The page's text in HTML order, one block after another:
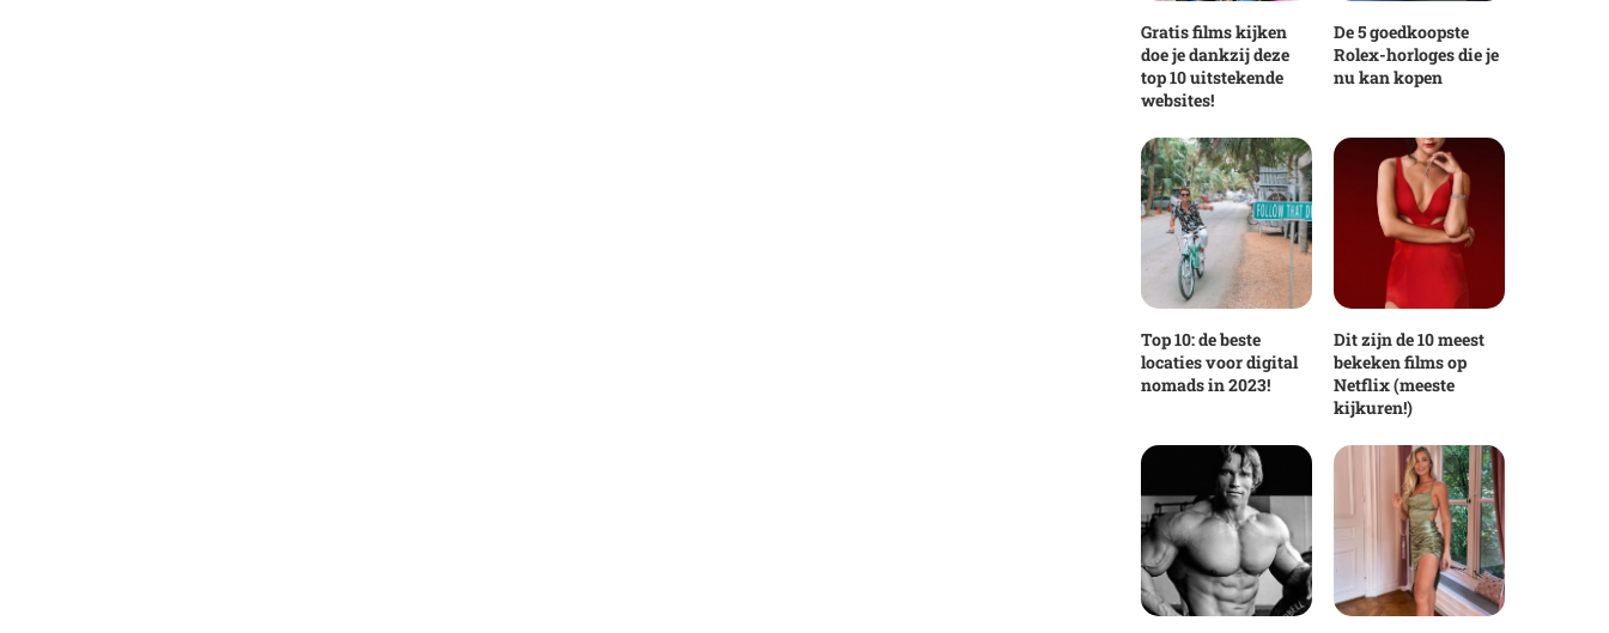
Gratis films kijken
doe je dankzij deze
top 10 uitstekende
websites!
De 5 goedkoopste
Rolex-horloges die je
nu kan kopen
Top 10: de beste
locaties voor digital
nomads in 2023!
Dit zijn de 10 meest
bekeken films op
Netflix (meeste
kijkuren!)